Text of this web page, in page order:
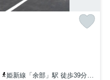
姫新線「余部」駅 徒歩39分